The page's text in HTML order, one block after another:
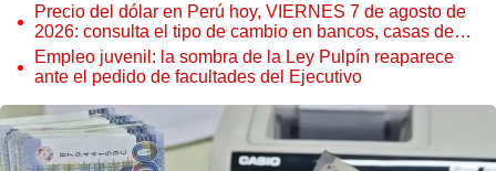
Precio del dólar en Perú hoy, VIERNES 7 de agosto de
2026: consulta el tipo de cambio en bancos, casas de
cambio y plataformas digitales
Empleo juvenil: la sombra de la Ley Pulpín reaparece
ante el pedido de facultades del Ejecutivo